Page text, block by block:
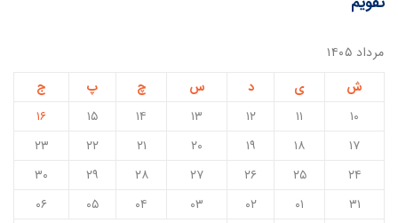
مرداد ۱۴۰۵
ش
ی د س چ پ
ج
۱۰
۱۱ ۱۲ ۱۳ ۱۴ ۱۵
۱۶
۱۷
۱۸ ۱۹ ۲۰ ۲۱ ۲۲
۲۳
۲۴
۲۵ ۲۶ ۲۷ ۲۸ ۲۹
۳۰
۳۱
۰۱ ۰۲ ۰۳ ۰۴ ۰۵
۰۶